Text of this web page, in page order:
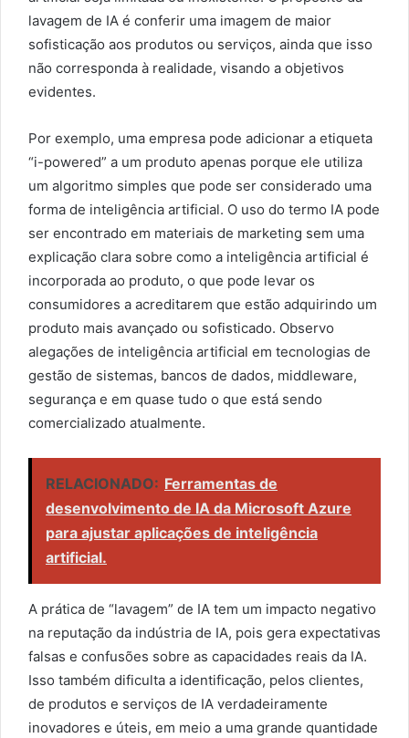
lavagem de IA é conferir uma imagem de maior
sofisticação aos produtos ou serviços, ainda que isso
não corresponda à realidade, visando a objetivos
evidentes.
Por exemplo, uma empresa pode adicionar a etiqueta
“i-powered” a um produto apenas porque ele utiliza
um algoritmo simples que pode ser considerado uma
forma de inteligência artificial. O uso do termo IA pode
ser encontrado em materiais de marketing sem uma
explicação clara sobre como a inteligência artificial é
incorporada ao produto, o que pode levar os
consumidores a acreditarem que estão adquirindo um
produto mais avançado ou sofisticado. Observo
alegações de inteligência artificial em tecnologias de
gestão de sistemas, bancos de dados, middleware,
segurança e em quase tudo o que está sendo
comercializado atualmente.
RELACIONADO: Ferramentas de
desenvolvimento de IA da Microsoft Azure
para ajustar aplicações de inteligência
artificial.
A prática de “lavagem” de IA tem um impacto negativo
na reputação da indústria de IA, pois gera expectativas
falsas e confusões sobre as capacidades reais da IA.
Isso também dificulta a identificação, pelos clientes,
de produtos e serviços de IA verdadeiramente
inovadores e úteis, em meio a uma grande quantidade